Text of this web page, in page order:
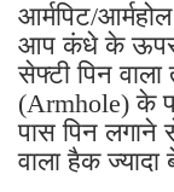
आर्मपिट/
आप कंधे के ऊपर
सेफ्टी पिन
(Armhole) के
पास पिन
वाला हैक ज्यादा